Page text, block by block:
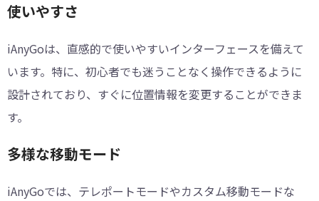
使いやすさ
iAnyGoは、直感的で使いやすいインターフェースを備えて
います。特に、初心者でも迷うことなく操作できるように
設計されており、すぐに位置情報を変更することができま
す。
多様な移動モード
iAnyGoでは、テレポートモードやカスタム移動モードな